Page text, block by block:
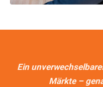
Ein
Märkte –